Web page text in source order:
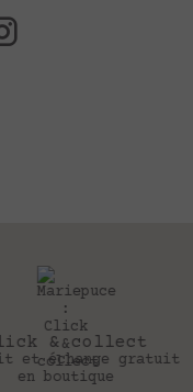
30 jours
Pour changer d’avis